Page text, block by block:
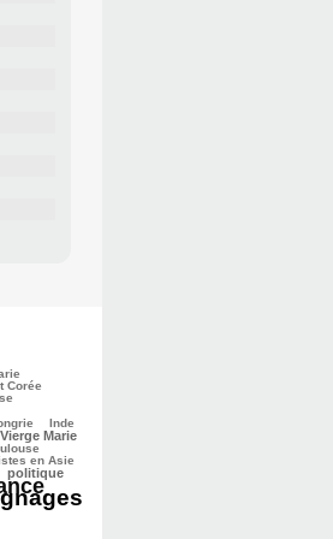
Corée
Inde
Vierge Marie
en Asie
politique